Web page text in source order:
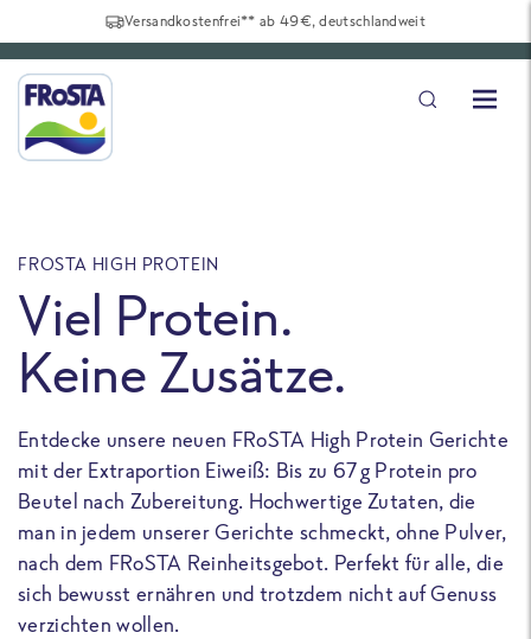
Versandkostenfrei** ab 49€, deutschlandweit
FROSTA HIGH PROTEIN
Viel Protein.
Keine Zusätze.
Entdecke unsere neuen FRoSTA High Protein Gerichte
mit der Extraportion Eiweiß: Bis zu 67 g Protein pro
Beutel nach Zubereitung. Hochwertige Zutaten, die
man in jedem unserer Gerichte schmeckt, ohne Pulver,
nach dem FRoSTA Reinheitsgebot. Perfekt für alle, die
sich bewusst ernähren und trotzdem nicht auf Genuss
verzichten wollen.